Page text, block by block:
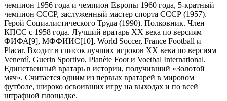
чемпион 1956 года и чемпион Европы 1960 года, 5-кратный
чемпион СССР, заслуженный мастер спорта СССР (1957).
Герой Социалистического Труда (1990). Полковник. Член
КПСС с 1958 года. Лучший вратарь XX века по версиям
ФИФА[9], МФФИИС[10], World Soccer, France Football и
Placar. Входит в список лучших игроков XX века по версиям
Venerdì, Guerin Sportivo, Planète Foot и Voetbal International.
Единственный вратарь в истории, получивший «Золотой
мяч». Считается одним из первых вратарей в мировом
футболе, широко освоивших игру на выходах и по всей
штрафной площадке.